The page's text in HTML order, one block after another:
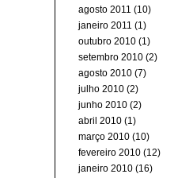
agosto 2011 (10)
janeiro 2011 (1)
outubro 2010 (1)
setembro 2010 (2)
agosto 2010 (7)
julho 2010 (2)
junho 2010 (2)
abril 2010 (1)
março 2010 (10)
fevereiro 2010 (12)
janeiro 2010 (16)